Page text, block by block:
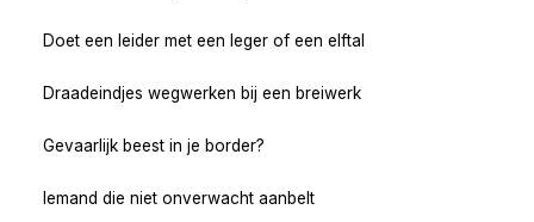
Doet een leider met een leger of een elftal
Draadeindjes wegwerken bij een breiwerk
Gevaarlijk beest in je border?
Iemand die niet onverwacht aanbelt